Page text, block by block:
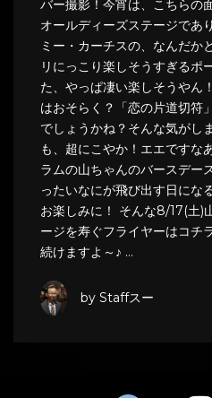
バー撮影！今宵は、こちらの
オールディーズステージであ
ミー・カーチスの、なんだか
リにっこり楽しそうすぎるポ
た、やっぱ凄い楽しそうやん
はおそらく？「恋の片道切符
でしょうかね？そんな気がし
も、超にこやか！エエですな
ラムの山ちゃんのバースデー
ったいなにが飛び出す日にな
お楽しみに！ そんな8/17(土)
ージを寿ぐフライヤーはコチ
続けますよ～♪ …
by Staffスー